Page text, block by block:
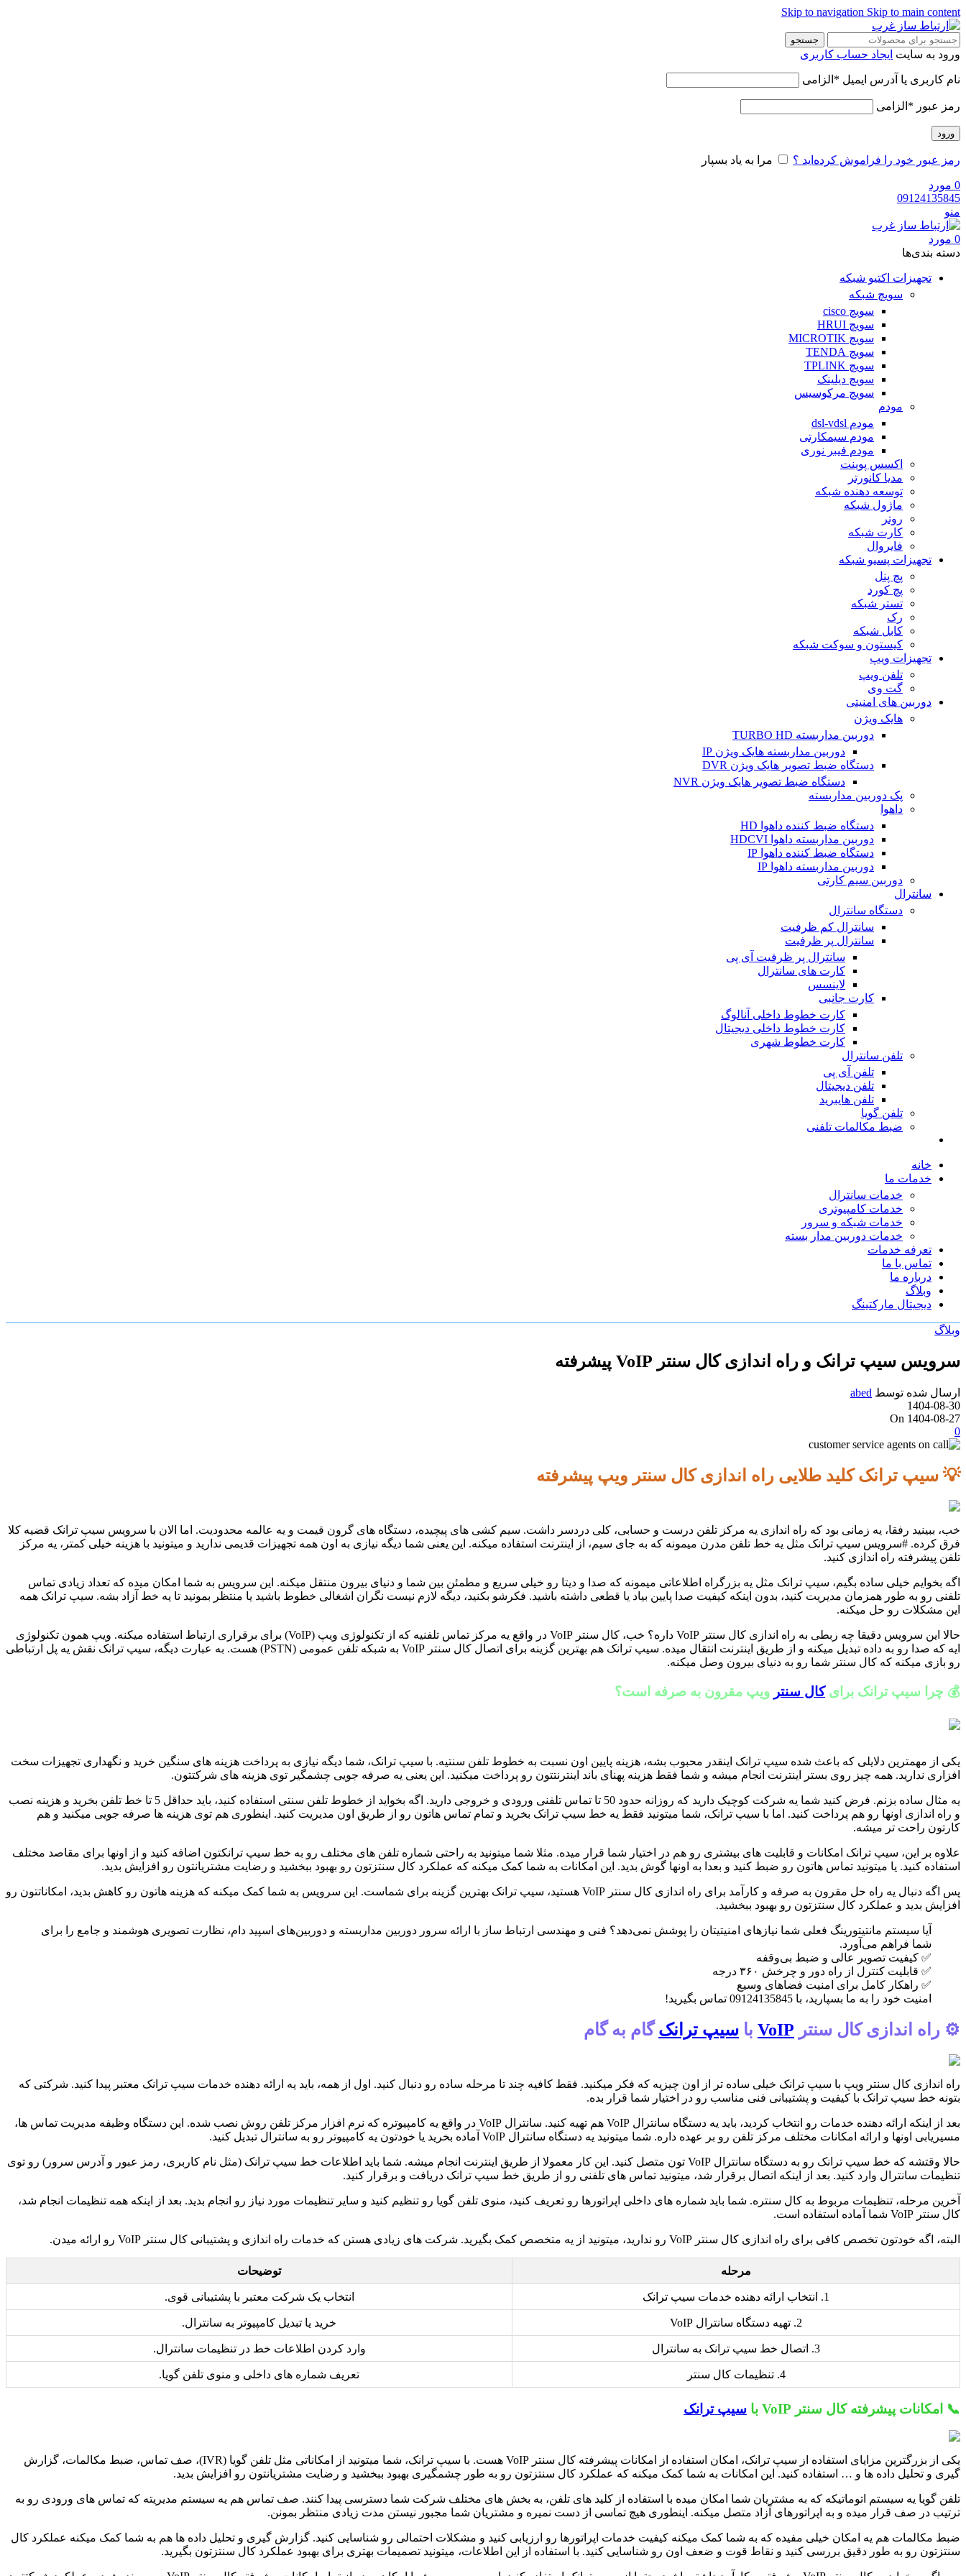
Skip to navigation Skip to main content
جستجو
ورود به سایت ایجاد حساب کاربری
نام کاربری یا آدرس ایمیل * الزامی
رمز عبور * الزامی
ورود
رمز عبور خود را فراموش کرده‌اید ؟ مرا به یاد بسپار
0 مورد
09124135845
منو
0 مورد
دسته‌ بندی‌ها
تجهیزات اکتیو شبکه
سویچ شبکه
سویچ cisco
سویچ HRUI
سویچ MICROTIK
سویچ TENDA
سویچ TPLINK
سویچ دیلینک
سویچ مرکوسیس
مودم
مودم dsl-vdsl
مودم سیمکارتی
مودم فیبر نوری
اکسس پوینت
مدیا کانورتر
توسعه دهنده شبکه
ماژول شبکه
روتر
کارت شبکه
فایروال
تجهیزات پسیو شبکه
پچ پنل
پچ کورد
تستر شبکه
رک
کابل شبکه
کیستون و سوکت شبکه
تجهیزات ویپ
تلفن ویپ
گت وی
دوربین های امنیتی
هایک ویژن
دوربین مداربسته TURBO HD
دوربین مداربسته هایک ویژن IP
دستگاه ضبط تصویر هایک ویژن DVR
دستگاه ضبط تصویر هایک ویژن NVR
پک دوربین مداربسته
داهوا
دستگاه ضبط کننده داهوا HD
دوربین مداربسته داهوا HDCVI
دستگاه ضبط کننده داهوا IP
دوربین مداربسته داهوا IP
دوربین سیم کارتی
سانترال
دستگاه سانترال
سانترال کم ظرفیت
سانترال پر ظرفیت
سانترال پر ظرفیت آی پی
کارت های سانترال
لاینسس
کارت جانبی
کارت خطوط داخلی آنالوگ
کارت خطوط داخلی دیجیتال
کارت خطوط شهری
تلفن سانترال
تلفن آی پی
تلفن دیجیتال
تلفن هایبرید
تلفن گویا
ضبط مکالمات تلفنی
خانه
خدمات ما
خدمات سانترال
خدمات کامپیوتری
خدمات شبکه و سرور
خدمات دوربین مدار بسته
تعرفه خدمات
تماس با ما
درباره ما
وبلاگ
دیجیتال مارکتینگ
وبلاگ
سرویس سیپ ترانک و راه اندازی کال سنتر VoIP پیشرفته
ارسال شده توسط abed
1404-08-30
On 1404-08-27
0
💡 سیپ ترانک کلید طلایی راه اندازی کال سنتر ویپ پیشرفته
خب، ببینید رفقا، یه زمانی بود که راه اندازی یه مرکز تلفن درست و حسابی، کلی دردسر داشت. سیم کشی های پیچیده، دستگاه های گرون قیمت و یه عالمه محدودیت. اما الان با سرویس سیپ ترانک قضیه کلا
فرق کرده. #سرویس سیپ ترانک مثل یه خط تلفن مدرن میمونه که به جای سیم، از اینترنت استفاده میکنه. این یعنی شما دیگه نیازی به اون همه تجهیزات قدیمی ندارید و میتونید با هزینه خیلی کمتر، یه مرکز
تلفن پیشرفته راه اندازی کنید.
اگه بخوایم خیلی ساده بگیم، سیپ ترانک مثل یه بزرگراه اطلاعاتی میمونه که صدا و دیتا رو خیلی سریع و مطمئن بین شما و دنیای بیرون منتقل میکنه. این سرویس به شما امکان میده که تعداد زیادی تماس
تلفنی رو به طور همزمان مدیریت کنید، بدون اینکه کیفیت صدا پایین بیاد یا قطعی داشته باشید. فکرشو بکنید، دیگه لازم نیست نگران اشغالی خطوط باشید یا منتظر بمونید تا یه خط آزاد بشه. سیپ ترانک همه
این مشکلات رو حل میکنه.
حالا این سرویس دقیقا چه ربطی به راه اندازی کال سنتر VoIP داره؟ خب، کال سنتر VoIP در واقع یه مرکز تماس تلفنیه که از تکنولوژی ویپ (VoIP) برای برقراری ارتباط استفاده میکنه. ویپ همون تکنولوژی
ایه که صدا رو به داده تبدیل میکنه و از طریق اینترنت انتقال میده. سیپ ترانک هم بهترین گزینه برای اتصال کال سنتر VoIP به شبکه تلفن عمومی (PSTN) هست. به عبارت دیگه، سیپ ترانک نقش یه پل ارتباطی
رو بازی میکنه که کال سنتر شما رو به دنیای بیرون وصل میکنه.
💰 چرا سیپ ترانک برایکال سنتر ویپ مقرون به صرفه است؟
یکی از مهمترین دلایلی که باعث شده سیپ ترانک اینقدر محبوب بشه، هزینه پایین اون نسبت به خطوط تلفن سنتیه. با سیپ ترانک، شما دیگه نیازی به پرداخت هزینه های سنگین خرید و نگهداری تجهیزات سخت
افزاری ندارید. همه چیز روی بستر اینترنت انجام میشه و شما فقط هزینه پهنای باند اینترنتتون رو پرداخت میکنید. این یعنی یه صرفه جویی چشمگیر توی هزینه های شرکتتون.
یه مثال ساده بزنم. فرض کنید شما یه شرکت کوچیک دارید که روزانه حدود 50 تا تماس تلفنی ورودی و خروجی دارید. اگه بخواید از خطوط تلفن سنتی استفاده کنید، باید حداقل 5 تا خط تلفن بخرید و هزینه نصب
و راه اندازی اونها رو هم پرداخت کنید. اما با سیپ ترانک، شما میتونید فقط یه خط سیپ ترانک بخرید و تمام تماس هاتون رو از طریق اون مدیریت کنید. اینطوری هم توی هزینه ها صرفه جویی میکنید و هم
کارتون راحت تر میشه.
علاوه بر این، سیپ ترانک امکانات و قابلیت های بیشتری رو هم در اختیار شما قرار میده. مثلا شما میتونید به راحتی شماره تلفن های مختلف رو به خط سیپ ترانکتون اضافه کنید و از اونها برای مقاصد مختلف
استفاده کنید. یا میتونید تماس هاتون رو ضبط کنید و بعدا به اونها گوش بدید. این امکانات به شما کمک میکنه که عملکرد کال سنتزتون رو بهبود ببخشید و رضایت مشتریانتون رو افزایش بدید.
پس اگه دنبال یه راه حل مقرون به صرفه و کارآمد برای راه اندازی کال سنتر VoIP هستید، سیپ ترانک بهترین گزینه برای شماست. این سرویس به شما کمک میکنه که هزینه هاتون رو کاهش بدید، امکاناتتون رو
افزایش بدید و عملکرد کال سنتزتون رو بهبود ببخشید.
آیا سیستم مانتیتورینگ فعلی شما نیازهای امنیتیتان را پوشش نمی‌دهد؟ فنی و مهندسی ارتباط ساز با ارائه سرور دوربین مداربسته و دوربین‌های اسپید دام، نظارت تصویری هوشمند و جامع را برای
شما فراهم می‌آورد.
✅ کیفیت تصویر عالی و ضبط بی‌وقفه
✅ قابلیت کنترل از راه دور و چرخش ۳۶۰ درجه
✅ راهکار کامل برای امنیت فضاهای وسیع
امنیت خود را به ما بسپارید، با 09124135845 تماس بگیرید!
⚙️ راه اندازی کال سنتر VoIP با سیپ ترانکگام به گام
راه اندازی کال سنتر ویپ با سیپ ترانک خیلی ساده تر از اون چیزیه که فکر میکنید. فقط کافیه چند تا مرحله ساده رو دنبال کنید. اول از همه، باید یه ارائه دهنده خدمات سیپ ترانک معتبر پیدا کنید. شرکتی که
بتونه خط سیپ ترانک با کیفیت و پشتیبانی فنی مناسب رو در اختیار شما قرار بده.
بعد از اینکه ارائه دهنده خدمات رو انتخاب کردید، باید یه دستگاه سانترال VoIP هم تهیه کنید. سانترال VoIP در واقع یه کامپیوتره که نرم افزار مرکز تلفن روش نصب شده. این دستگاه وظیفه مدیریت تماس ها،
مسیریابی اونها و ارائه امکانات مختلف مرکز تلفن رو بر عهده داره. شما میتونید یه دستگاه سانترال VoIP آماده بخرید یا خودتون یه کامپیوتر رو به سانترال تبدیل کنید.
حالا وقتشه که خط سیپ ترانک رو به دستگاه سانترال VoIP تون متصل کنید. این کار معمولا از طریق اینترنت انجام میشه. شما باید اطلاعات خط سیپ ترانک (مثل نام کاربری، رمز عبور و آدرس سرور) رو توی
تنظیمات سانترال وارد کنید. بعد از اینکه اتصال برقرار شد، میتونید تماس های تلفنی رو از طریق خط سیپ ترانک دریافت و برقرار کنید.
آخرین مرحله، تنظیمات مربوط به کال سنتره. شما باید شماره های داخلی اپراتورها رو تعریف کنید، منوی تلفن گویا رو تنظیم کنید و سایر تنظیمات مورد نیاز رو انجام بدید. بعد از اینکه همه تنظیمات انجام شد،
کال سنتر VoIP شما آماده استفاده است.
البته، اگه خودتون تخصص کافی برای راه اندازی کال سنتر VoIP رو ندارید، میتونید از یه متخصص کمک بگیرید. شرکت های زیادی هستن که خدمات راه اندازی و پشتیبانی کال سنتر VoIP رو ارائه میدن.
مرحله توضیحات
1. انتخاب ارائه دهنده خدمات سیپ ترانک انتخاب یک شرکت معتبر با پشتیبانی قوی.
2. تهیه دستگاه سانترال VoIP خرید یا تبدیل کامپیوتر به سانترال.
3. اتصال خط سیپ ترانک به سانترال وارد کردن اطلاعات خط در تنظیمات سانترال.
4. تنظیمات کال سنتر تعریف شماره های داخلی و منوی تلفن گویا.
📞 امکانات پیشرفته کال سنتر VoIP با سیپ ترانک
یکی از بزرگترین مزایای استفاده از سیپ ترانک، امکان استفاده از امکانات پیشرفته کال سنتر VoIP هست. با سیپ ترانک، شما میتونید از امکاناتی مثل تلفن گویا (IVR)، صف تماس، ضبط مکالمات، گزارش
گیری و تحلیل داده ها و … استفاده کنید. این امکانات به شما کمک میکنه که عملکرد کال سنتزتون رو به طور چشمگیری بهبود ببخشید و رضایت مشتریانتون رو افزایش بدید.
تلفن گویا یه سیستم اتوماتیکه که به مشتریان شما امکان میده با استفاده از کلید های تلفن، به بخش های مختلف شرکت شما دسترسی پیدا کنند. صف تماس هم یه سیستم مدیریته که تماس های ورودی رو به
ترتیب در صف قرار میده و به اپراتورهای آزاد متصل میکنه. اینطوری هیچ تماسی از دست نمیره و مشتریان شما مجبور نیستن مدت زیادی منتظر بمونن.
ضبط مکالمات هم یه امکان خیلی مفیده که به شما کمک میکنه کیفیت خدمات اپراتورها رو ارزیابی کنید و مشکلات احتمالی رو شناسایی کنید. گزارش گیری و تحلیل داده ها هم به شما کمک میکنه عملکرد کال
سنتزتون رو به طور دقیق بررسی کنید و نقاط قوت و ضعف اون رو شناسایی کنید. با استفاده از این اطلاعات، میتونید تصمیمات بهتری برای بهبود عملکرد کال سنتزتون بگیرید.